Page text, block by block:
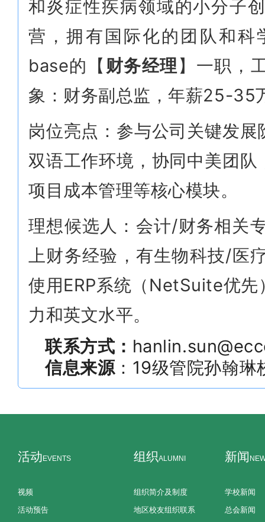
和炎症性疾病领域的小分子
营，拥有国际化的团队和
base的【 财务经理 】一职，
象：财务副总监，年薪25-35
岗位亮点：参与公司关键发
双语工作环境，协同中美团
项目成本管理等核心模块。
理想候选人：会计/财务相关
上财务经验，有生物科技/医
使用ERP系统（NetSuite优
力和英文水平。
联系方式：
信息来源：19级管院孙翰琳
活动EVENTS
视频
活动预告
组织ALUMNI
组织简介及制度
地区校友组织联系
新闻
学校新闻
总会新闻